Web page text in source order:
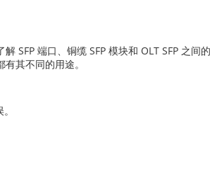
SFP 端口、铜缆 SFP 模块和 OLT SFP 之
其不同的用途。